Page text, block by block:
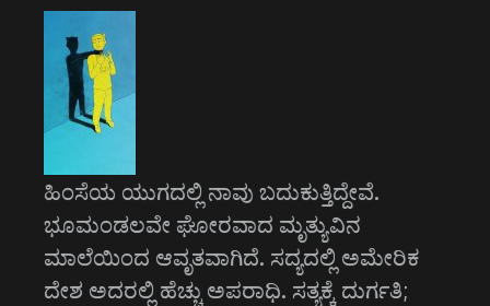
ಹಿಂಸೆಯ ಯುಗದಲ್ಲಿ ನಾವು ಬದುಕುತ್ತಿದ್ದೇವೆ.
ಭೂಮಂಡಲವೇ ಘೋರವಾದ ಮೃತ್ಯುವಿನ
ಮಾಲೆಯಿಂದ ಆವೃತವಾಗಿದೆ. ಸದ್ಯದಲ್ಲಿ ಅಮೇರಿಕ
ದೇಶ ಅದರಲ್ಲಿ ಹೆಚ್ಚು ಅಪರಾಧಿ. ಸತ್ಯಕ್ಕೆ ದುರ್ಗತಿ;